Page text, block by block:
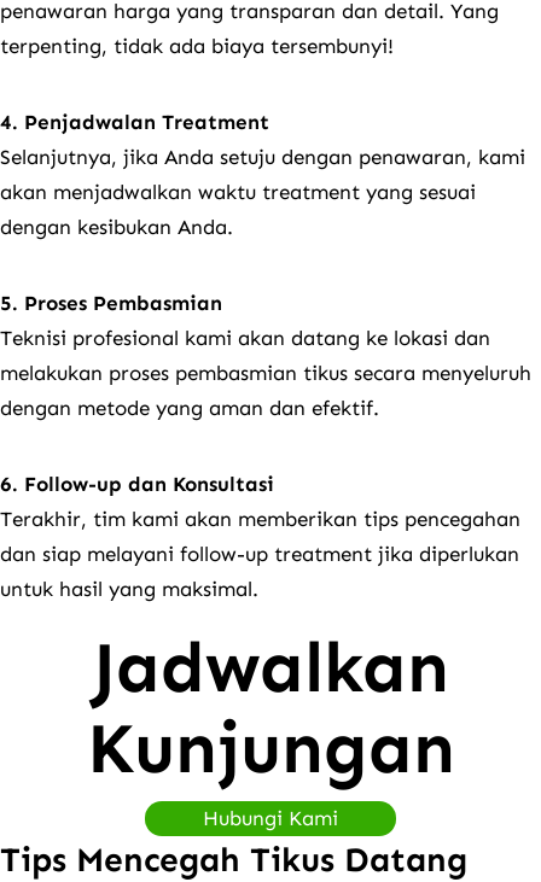
penawaran harga yang transparan dan detail. Yang
terpenting, tidak ada biaya tersembunyi!
4. Penjadwalan Treatment
Selanjutnya, jika Anda setuju dengan penawaran, kami
akan menjadwalkan waktu treatment yang sesuai
dengan kesibukan Anda.
5. Proses Pembasmian
Teknisi profesional kami akan datang ke lokasi dan
melakukan proses pembasmian tikus secara menyeluruh
dengan metode yang aman dan efektif.
6. Follow-up dan Konsultasi
Terakhir, tim kami akan memberikan tips pencegahan
dan siap melayani follow-up treatment jika diperlukan
untuk hasil yang maksimal.
Jadwalkan
Kunjungan
Hubungi Kami
Tips Mencegah Tikus Datang